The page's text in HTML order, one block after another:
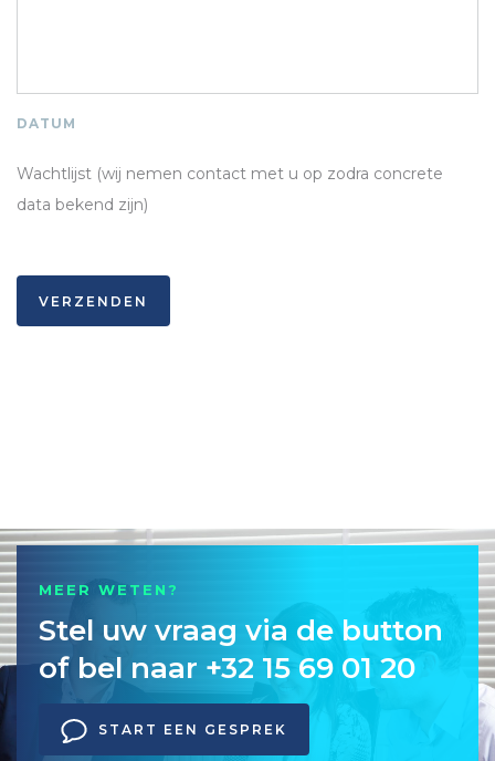
DATUM
Wachtlijst (wij nemen contact met u op zodra concrete
data bekend zijn)
VERZENDEN
MEER WETEN?
Stel uw vraag via de button
of bel naar +32 15 69 01 20
START EEN GESPREK